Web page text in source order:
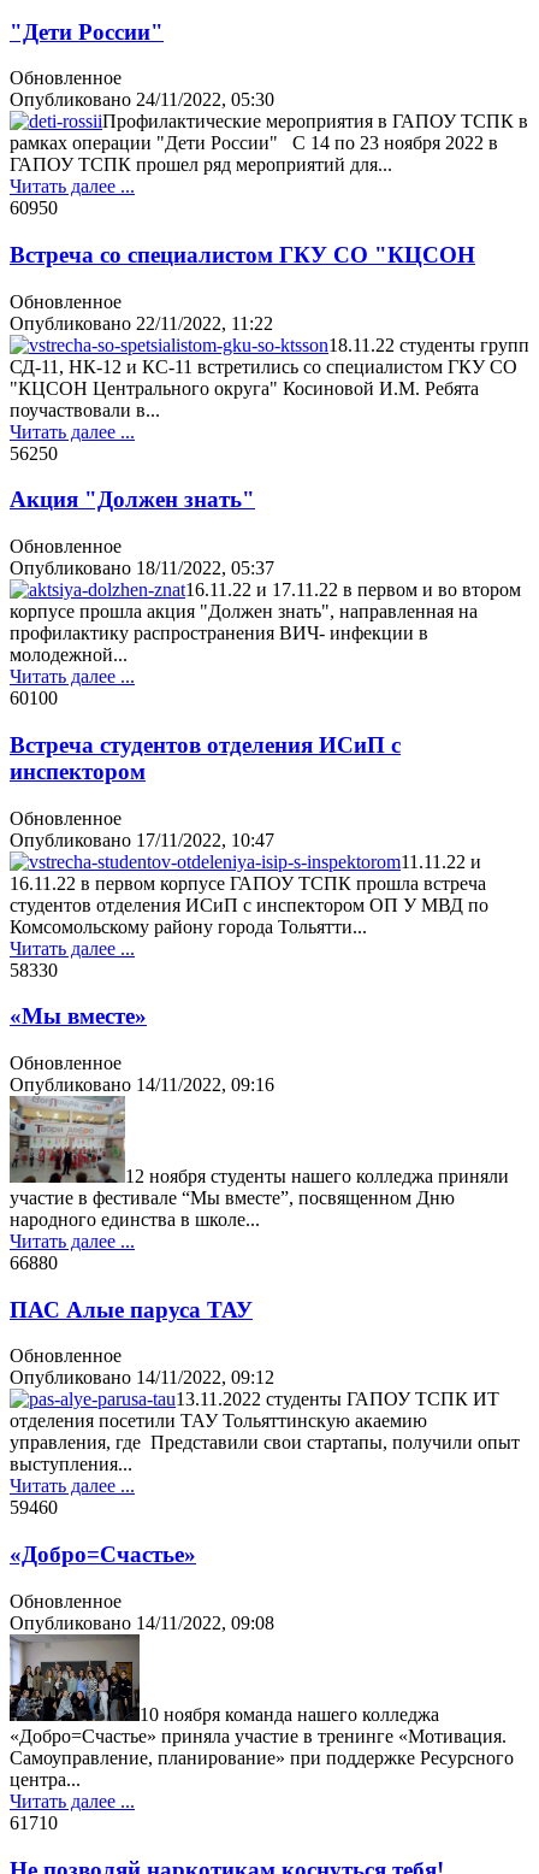
"Дети России"
Обновленное
Опубликовано 24/11/2022, 05:30
Профилактические мероприятия в ГАПОУ ТСПК в
рамках операции "Дети России" С 14 по 23 ноября 2022 в
ГАПОУ ТСПК прошел ряд мероприятий для...
Читать далее ...
60950
Встреча со специалистом ГКУ СО "КЦСОН
Обновленное
Опубликовано 22/11/2022, 11:22
18.11.22 студенты групп
СД-11, НК-12 и КС-11 встретились со специалистом ГКУ СО
"КЦСОН Центрального округа" Косиновой И.М. Ребята
поучаствовали в...
Читать далее ...
56250
Акция "Должен знать"
Обновленное
Опубликовано 18/11/2022, 05:37
16.11.22 и 17.11.22 в первом и во втором
корпусе прошла акция "Должен знать", направленная на
профилактику распространения ВИЧ- инфекции в
молодежной...
Читать далее ...
60100
Встреча студентов отделения ИСиП с
инспектором
Обновленное
Опубликовано 17/11/2022, 10:47
11.11.22 и
16.11.22 в первом корпусе ГАПОУ ТСПК прошла встреча
студентов отделения ИСиП с инспектором ОП У МВД по
Комсомольскому району города Тольятти...
Читать далее ...
58330
«Мы вместе»
Обновленное
Опубликовано 14/11/2022, 09:16
12 ноября студенты нашего колледжа приняли
участие в фестивале “Мы вместе”, посвященном Дню
народного единства в школе...
Читать далее ...
66880
ПАС Алые паруса ТАУ
Обновленное
Опубликовано 14/11/2022, 09:12
13.11.2022 студенты ГАПОУ ТСПК ИТ
отделения посетили ТАУ Тольяттинскую акаемию
управления, где Представили свои стартапы, получили опыт
выступления...
Читать далее ...
59460
«Добро=Счастье»
Обновленное
Опубликовано 14/11/2022, 09:08
10 ноября команда нашего колледжа
«Добро=Счастье» приняла участие в тренинге «Мотивация.
Самоуправление, планирование» при поддержке Ресурсного
центра...
Читать далее ...
61710